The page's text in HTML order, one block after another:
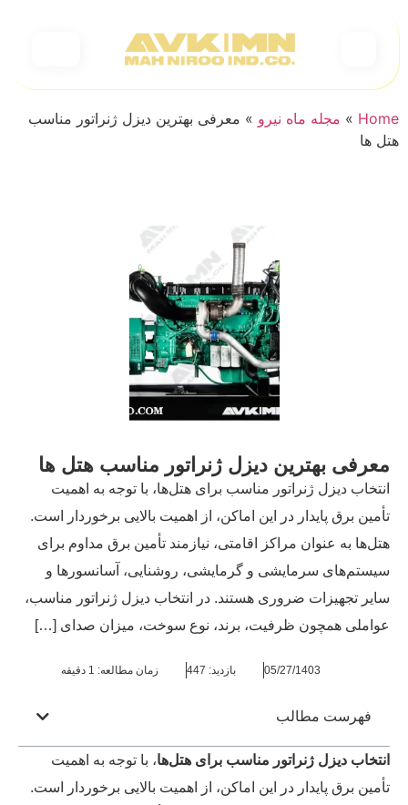
Home
» مجله ماه نیرو » معرفی بهترین دیزل ژنراتور مناسب
هتل ها
معرفی بهترین دیزل ژنراتور مناسب هتل ها
انتخاب دیزل ژنراتور مناسب برای هتل‌ها، با توجه به اهمیت
تأمین برق پایدار در این اماکن، از اهمیت بالایی برخوردار است.
هتل‌ها به عنوان مراکز اقامتی، نیازمند تأمین برق مداوم برای
سیستم‌های سرمایشی و گرمایشی، روشنایی، آسانسورها و
سایر تجهیزات ضروری هستند. در انتخاب دیزل ژنراتور مناسب،
عواملی همچون ظرفیت، برند، نوع سوخت، میزان صدای […]
05/27/1403 بازدید: 447 زمان مطالعه: 1 دقیقه
فهرست مطالب
انتخاب دیزل ژنراتور مناسب برای هتل‌ها، با توجه به اهمیت
تأمین برق پایدار در این اماکن، از اهمیت بالایی برخوردار است.